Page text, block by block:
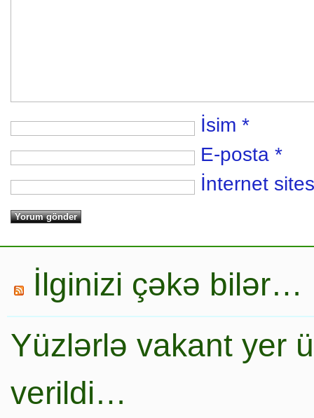
İsim *
E-posta *
İnternet
İlginizi çəkə bilər…
Yüzlərlə vakant yer
verildi…